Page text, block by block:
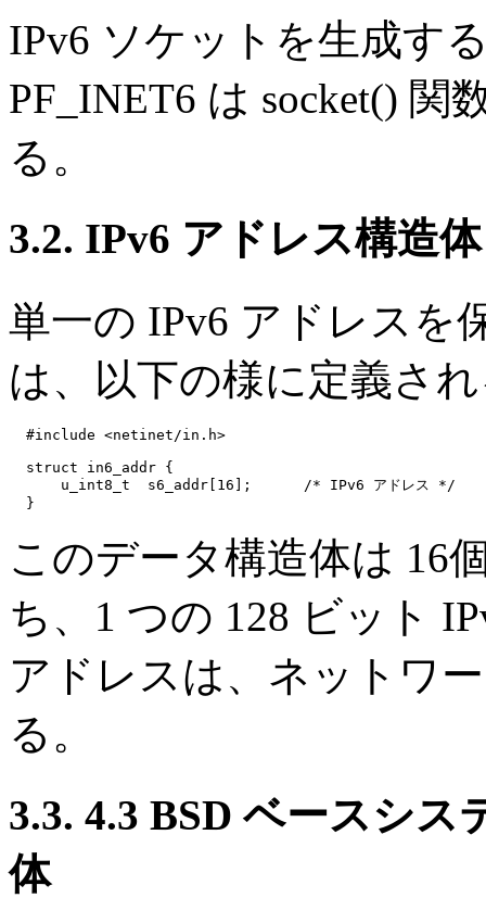
IPv6 ソケットを生成す
PF_INET6 は socket()
る。
3.2. IPv6 アドレス構造体
単一の IPv6 アドレスを
は、以下の様に定義さ
  #include <netinet/in.h>
  struct in6_addr {
      u_int8_t  s6_addr[16];      /* IPv6 アドレス */
このデータ構造体は 16
ち、1 つの 128 ビット
アドレスは、ネットワ
る。
3.3. 4.3 BSD ベースシ
体